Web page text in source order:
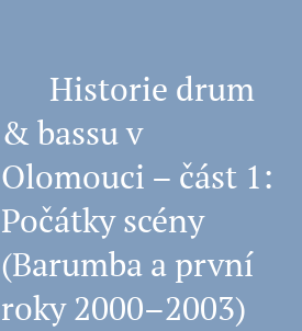
🧠 Historie drum
& bassu v
Olomouci – část 1:
Počátky scény
(Barumba a první
roky 2000–2003)